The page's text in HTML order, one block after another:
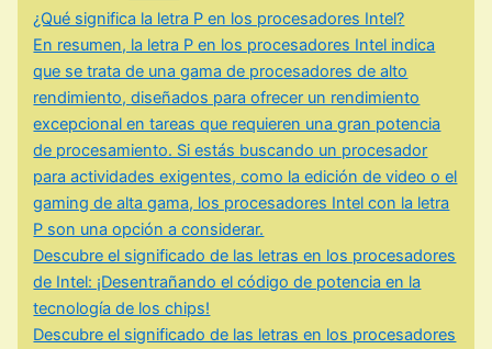
¿Qué significa la letra P en los procesadores Intel?
En resumen, la letra P en los procesadores Intel indica
que se trata de una gama de procesadores de alto
rendimiento, diseñados para ofrecer un rendimiento
excepcional en tareas que requieren una gran potencia
de procesamiento. Si estás buscando un procesador
para actividades exigentes, como la edición de video o el
gaming de alta gama, los procesadores Intel con la letra
P son una opción a considerar.
Descubre el significado de las letras en los procesadores
de Intel: ¡Desentrañando el código de potencia en la
tecnología de los chips!
Descubre el significado de las letras en los procesadores